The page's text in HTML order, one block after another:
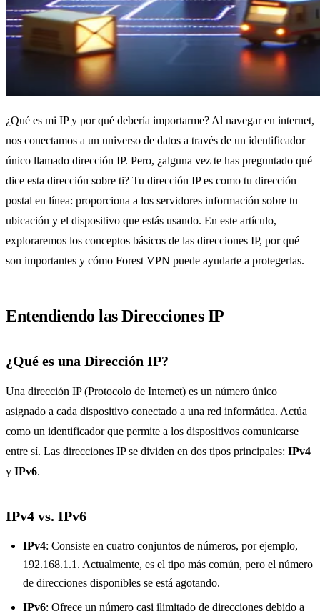
¿Qué es mi IP y por qué debería importarme? Al navegar en internet,
nos conectamos a un universo de datos a través de un identificador
único llamado dirección IP. Pero, ¿alguna vez te has preguntado qué
dice esta dirección sobre ti? Tu dirección IP es como tu dirección
postal en línea: proporciona a los servidores información sobre tu
ubicación y el dispositivo que estás usando. En este artículo,
exploraremos los conceptos básicos de las direcciones IP, por qué
son importantes y cómo Forest VPN puede ayudarte a protegerlas.
Entendiendo las Direcciones IP
¿Qué es una Dirección IP?
Una dirección IP (Protocolo de Internet) es un número único
asignado a cada dispositivo conectado a una red informática. Actúa
como un identificador que permite a los dispositivos comunicarse
entre sí. Las direcciones IP se dividen en dos tipos principales: IPv4
y IPv6.
IPv4 vs. IPv6
IPv4: Consiste en cuatro conjuntos de números, por ejemplo,
192.168.1.1. Actualmente, es el tipo más común, pero el número
de direcciones disponibles se está agotando.
IPv6: Ofrece un número casi ilimitado de direcciones debido a